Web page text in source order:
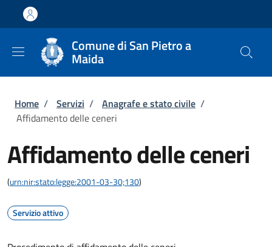
Salta al contenuto principale
Skip to footer content
Comune di San Pietro a
Maida
Briciole di pane
Home / Servizi / Anagrafe e stato civile /
Affidamento delle ceneri
Affidamento delle ceneri
(urn:nir:stato:legge:2001-03-30;130)
Servizio attivo